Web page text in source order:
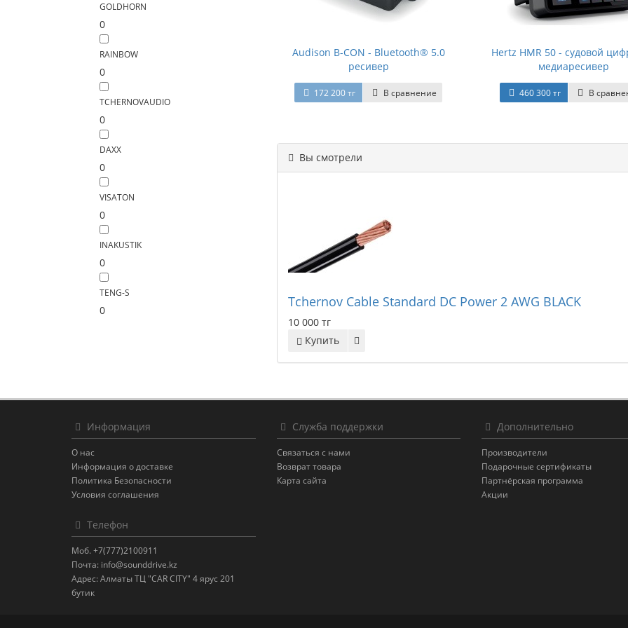
GOLDHORN
0
RAINBOW
0
TCHERNOVAUDIO
0
DAXX
0
VISATON
0
INAKUSTIK
0
TENG-S
0
Audison B-CON - Bluetooth® 5.0
ресивер
172 200 тг В сравнение
Hertz HMR 50 - судовой
медиаресивер
460 300 тг В
Вы смотрели
Tchernov Cable Standard DC Power 2 AWG BLACK
10 000 тг
Купить
Информация
О нас
Информация о доставке
Политика Безопасности
Условия соглашения
Служба поддержки
Связаться с нами
Возврат товара
Карта сайта
Дополнительно
Производители
Подарочные сертификаты
Партнёрская программа
Акции
Телефон
Моб. +7(777)2100911
Почта: info@sounddrive.kz
Адрес: Алматы ТЦ "CAR CITY" 4 ярус 201
бутик